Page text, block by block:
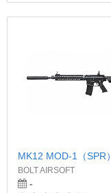
BOLT AIRSOFT
-